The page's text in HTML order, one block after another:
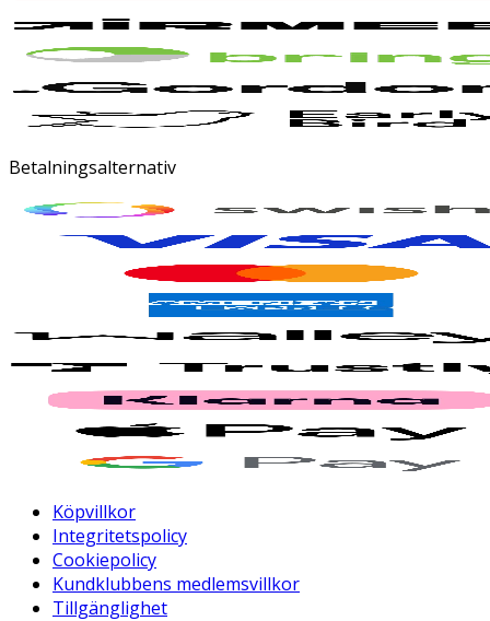
Betalningsalternativ
Köpvillkor
Integritetspolicy
Cookiepolicy
Kundklubbens medlemsvillkor
Tillgänglighet